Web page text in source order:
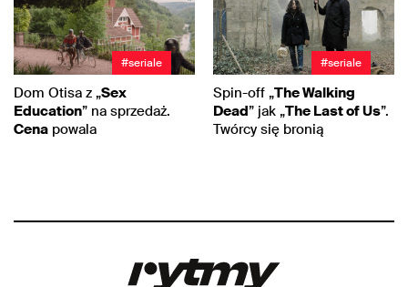
#seriale
Dom Otisa z „Sex
Education” na sprzedaż.
Cena powala
#seriale
Spin-off „The Walking
Dead” jak „The Last of Us”.
Twórcy się bronią